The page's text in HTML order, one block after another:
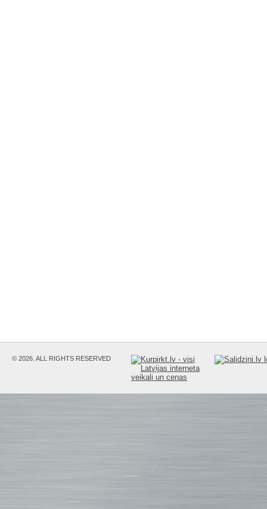
© 2026. ALL RIGHTS RESERVED